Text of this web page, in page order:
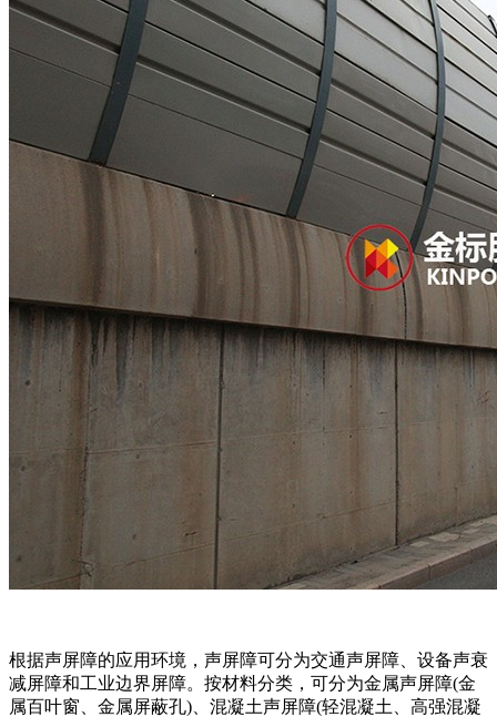
根据声屏障的应用环境，声屏障可分为交通声屏障、设备声衰
减屏障和工业边界屏障。按材料分类，可分为金属声屏障(金
属百叶窗、金属屏蔽孔)、混凝土声屏障(轻混凝土、高强混凝